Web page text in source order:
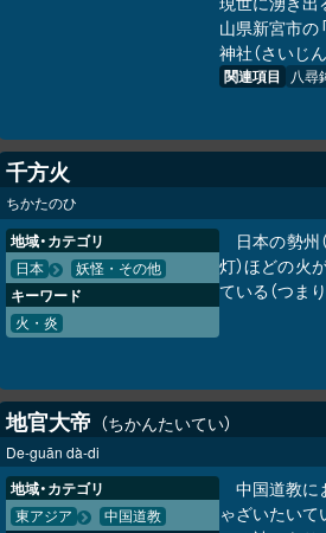
山県新宮市の
神社（さいじ
関連項目 八尋
千方火
ちかたのひ
日本の勢州
灯）ほどの火
ている（つま
地域・カテゴリ
日本 妖怪・その他
キーワード
火・炎
地官大帝 ちかんたいてい
De-guān dà-di
中国道教に
ゃざいたいて
地域・カテゴリ
東アジア 中国道教